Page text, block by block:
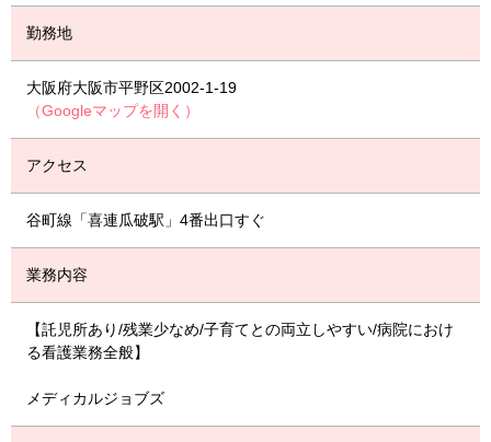
勤務地
大阪府大阪市平野区2002-1-19
（Googleマップを開く）
アクセス
谷町線「喜連瓜破駅」4番出口すぐ
業務内容
【託児所あり/残業少なめ/子育てとの両立しやすい/病院におけ
る看護業務全般】
メディカルジョブズ